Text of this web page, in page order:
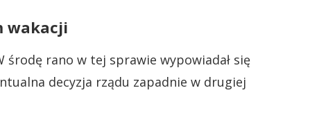
wakacji
środę rano w tej sprawie wypowiadał się
decyzja rządu zapadnie w drugiej